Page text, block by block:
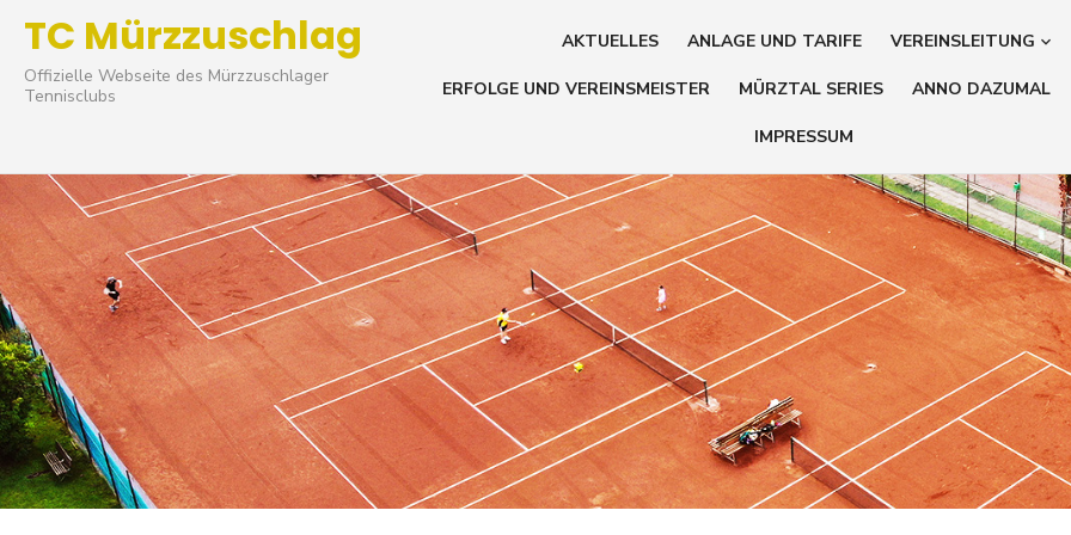
content
TC Mürzzuschlag
Offizielle Webseite des Mürzzuschlager
Tennisclubs
AKTUELLES ANLAGE UND TARIFE VEREINSLEITUNG
ERFOLGE UND VEREINSMEISTER MÜRZTAL SERIES ANNO DAZUMAL
IMPRESSUM